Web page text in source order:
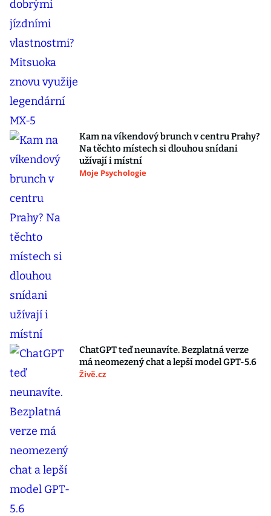
Kam na víkendový brunch v centru Prahy?
Na těchto místech si dlouhou snídani
užívají i místní
Moje Psychologie
ChatGPT teď neunavíte. Bezplatná verze
má neomezený chat a lepší model GPT-5.6
Živě.cz